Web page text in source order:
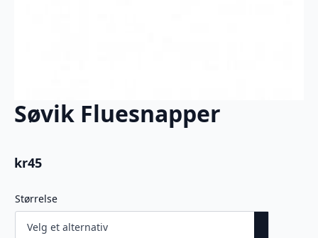
Søvik Fluesnapper
kr45
Størrelse